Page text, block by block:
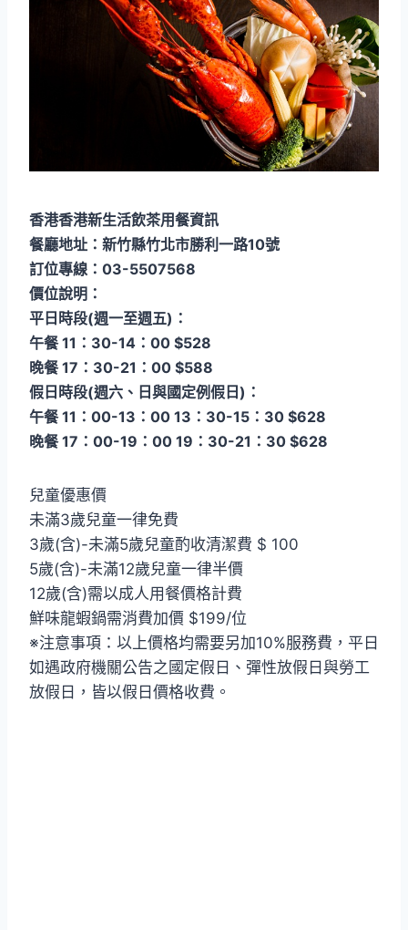
香港香港新生活飲茶用餐資訊
餐廳地址：新竹縣竹北市勝利一路10號
訂位專線：03-5507568
價位說明：
平日時段(週一至週五)：
午餐 11：30-14：00 $528
晚餐 17：30-21：00 $588
假日時段(週六、日與國定例假日)：
午餐 11：00-13：00 13：30-15：30 $628
晚餐 17：00-19：00 19：30-21：30 $628
兒童優惠價
未滿3歲兒童一律免費
3歲(含)-未滿5歲兒童酌收清潔費 $ 100
5歲(含)-未滿12歲兒童一律半價
12歲(含)需以成人用餐價格計費
鮮味龍蝦鍋需消費加價 $199/位
※注意事項：以上價格均需要另加10%服務費，平日
如遇政府機關公告之國定假日、彈性放假日與勞工
放假日，皆以假日價格收費。